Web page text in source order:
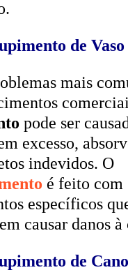
de
mais
pode ser
excesso,
indevidos. O
é feito com
específicos
causar danos
de